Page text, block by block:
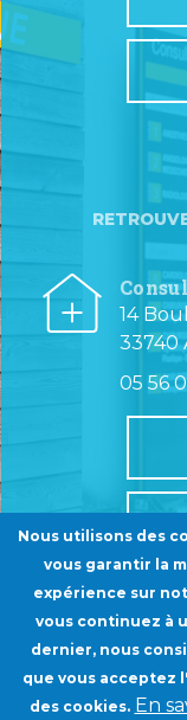
14
33740
05 56
Menu
Pied
Nous utilisons des
vous garantir la
expérience sur
vous continuez à
dernier, nous
que vous acceptez
des cookies. En